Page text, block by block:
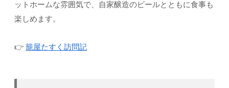
ットホームな雰囲気で、自家醸造のビールとともに食事も
楽しめます。
👉 籠屋たすく訪問記